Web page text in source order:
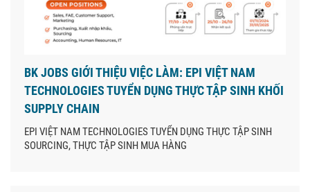
BK JOBS GIỚI THIỆU VIỆC LÀM: EPI VIỆT NAM
TECHNOLOGIES TUYỂN DỤNG THỰC TẬP SINH KHỐI
SUPPLY CHAIN
EPI VIỆT NAM TECHNOLOGIES TUYỂN DỤNG THỰC TẬP SINH
SOURCING, THỰC TẬP SINH MUA HÀNG